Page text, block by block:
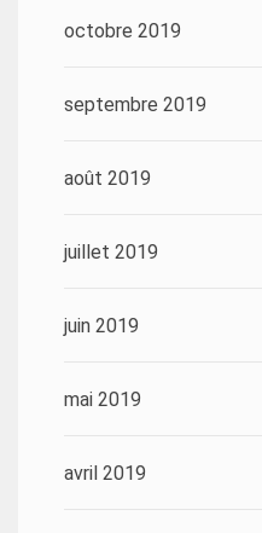
octobre 2019
septembre 2019
août 2019
juillet 2019
juin 2019
mai 2019
avril 2019